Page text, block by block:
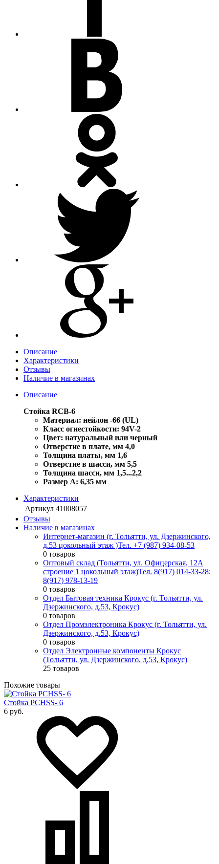
Описание
Характеристики
Отзывы
Наличие в магазинах
Описание
Стойка RCB-6
Материал: нейлон -66 (UL)
Класс огнестойкости: 94V-2
Цвет: натуральный или черный
Отверстие в плате, мм 4,0
Толщина платы, мм 1,6
Отверстие в шасси, мм 5,5
Толщина шасси, мм 1,5...2,2
Размер A: 6,35 мм
Характеристики
Артикул 41008057
Отзывы
Наличие в магазинах
Интернет-магазин (г. Тольятти, ул. Дзержинского,
д.53 цокольный этаж )Тел. +7 (987) 934-08-53
0 товаров
Оптовый склад (Тольятти, ул. Офицерская, 12А
строение 1 цокольный этаж)Тел. 8(917) 014-33-28;
8(917) 978-13-19
0 товаров
Отдел Бытовая техника Крокус (г. Тольятти, ул.
Дзержинского, д.53, Крокус)
0 товаров
Отдел Промэлектроника Крокус (г. Тольятти, ул.
Дзержинского, д.53, Крокус)
0 товаров
Отдел Электронные компоненты Крокус
(Тольятти, ул. Дзержинского, д.53, Крокус)
25 товаров
Похожие товары
Стойка PCHSS- 6
6 руб.